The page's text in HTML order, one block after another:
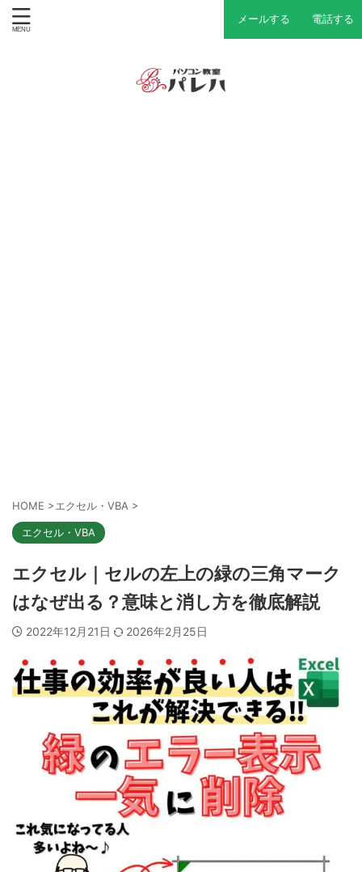
メールする 電話する
HOME >エクセル・VBA >
エクセル・VBA
エクセル｜セルの左上の緑の三角マーク
はなぜ出る？意味と消し方を徹底解説
2022年12月21日 2026年2月25日